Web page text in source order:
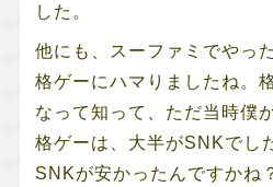
した。
他にも、スーファミでやっ
格ゲーにハマりましたね。
なって知って、ただ当時僕
格ゲーは、大半がSNKでし
SNKが安かったんですかね